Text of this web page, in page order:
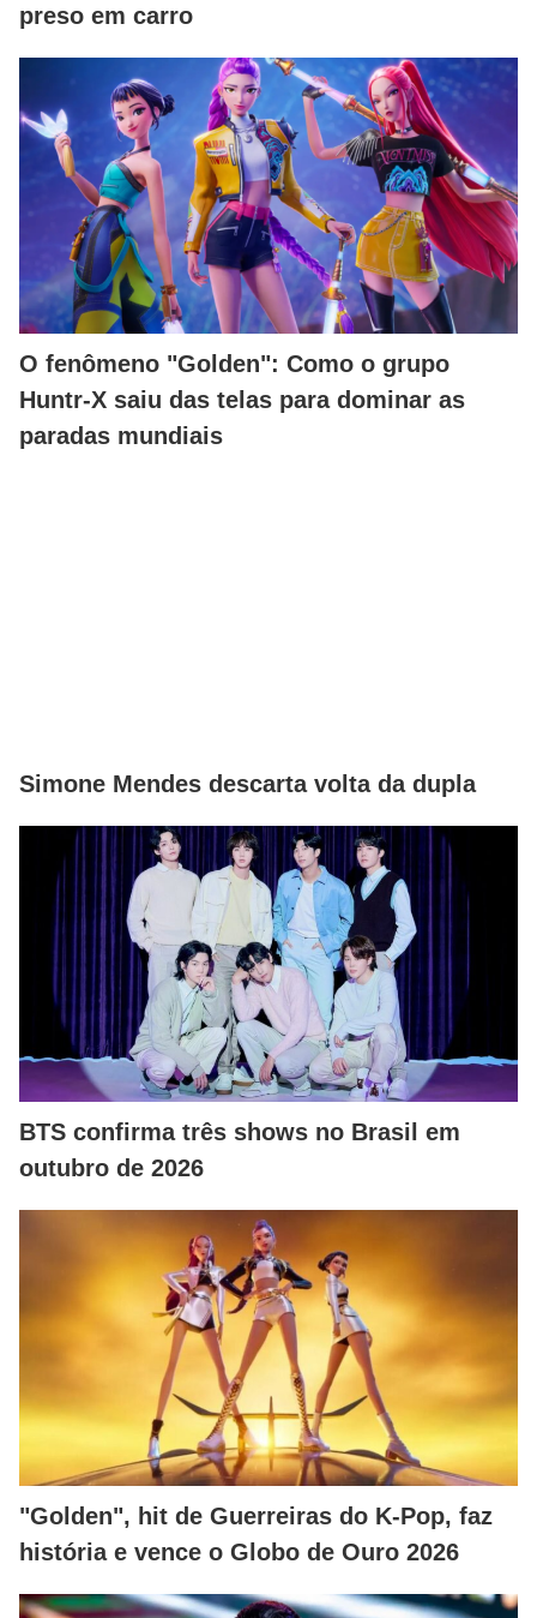
preso em carro
O fenômeno "Golden": Como o grupo
Huntr-X saiu das telas para dominar as
paradas mundiais
Simone Mendes descarta volta da dupla
BTS confirma três shows no Brasil em
outubro de 2026
"Golden", hit de Guerreiras do K-Pop, faz
história e vence o Globo de Ouro 2026